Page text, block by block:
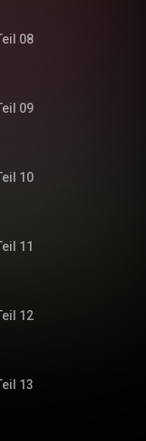
08
09
10
11
12
13